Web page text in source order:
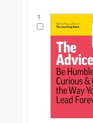
1.